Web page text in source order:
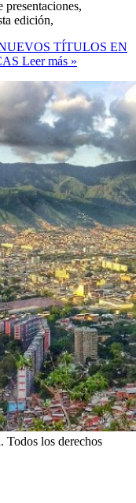
edición,
TÍTULOS EN
Leer más »
los derechos